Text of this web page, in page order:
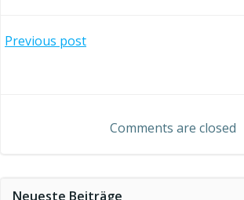
Previous post
Comments are closed
Neueste Beiträge